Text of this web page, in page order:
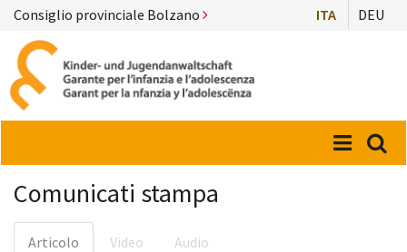
Consiglio provinciale Bolzano ITA DEU
Menü
Comunicati stampa
Articolo Video Audio